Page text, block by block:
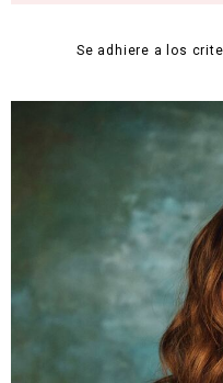
Se adhiere a los